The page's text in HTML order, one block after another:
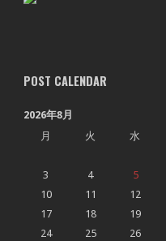
POST CALENDAR
2026年8月
月
火 水
3
4 5
10
11 12
17
18 19
24
25 26